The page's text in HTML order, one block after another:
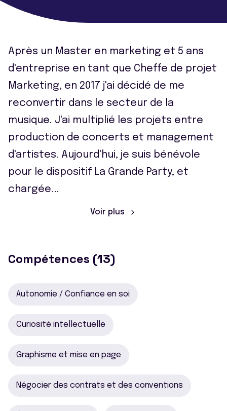
Après un Master en marketing et 5 ans
d'entreprise en tant que Cheffe de projet
Marketing, en 2017 j'ai décidé de me
reconvertir dans le secteur de la
musique. J'ai multiplié les projets entre
production de concerts et management
d'artistes. Aujourd'hui, je suis bénévole
pour le dispositif La Grande Party, et
chargée...
Voir plus
Compétences (13)
Autonomie / Confiance en soi
Curiosité intellectuelle
Graphisme et mise en page
Négocier des contrats et des conventions